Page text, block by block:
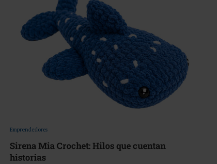
Emprendedores
Sirena Mia Crochet: Hilos que cuentan
historias